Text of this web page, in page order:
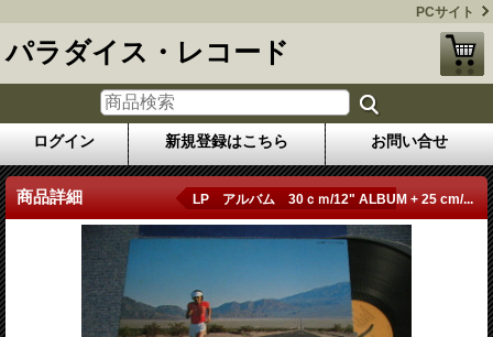
PCサイト
パラダイス・レコード
ログイン 新規登録はこちら お問い合せ
商品詳細 LP アルバム 30ｃｍ/12" ALBUM + 25 cm/...